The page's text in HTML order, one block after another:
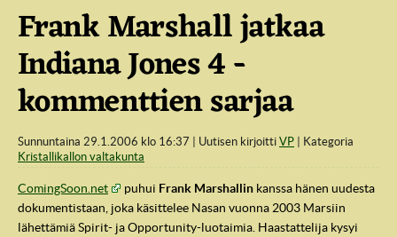
Frank Marshall jatkaa
Indiana Jones 4 -
kommenttien sarjaa
Sunnuntaina 29.1.2006 klo 16:37 Uutisen kirjoitti VP
Kategoria
Kristallikallon valtakunta
ComingSoon.net puhui Frank Marshallin kanssa hänen uudesta
dokumentistaan, joka käsittelee Nasan vuonna 2003 Marsiin
lähettämiä Spirit- ja Opportunity-luotaimia. Haastattelija kysyi